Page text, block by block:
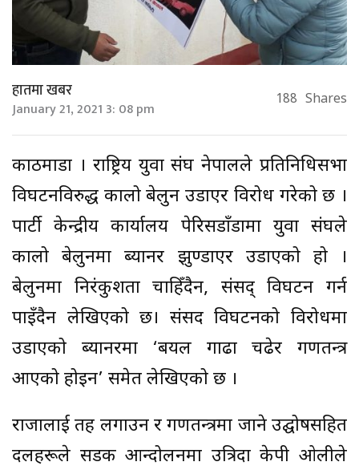
हातमा खबर
January 21, 2021 3: 08 pm 188 Shares
काठमाडौं । राष्ट्रिय युवा संघ नेपालले प्रतिनिधिसभा
विघटनविरुद्ध कालो बेलुन उडाएर विरोध गरेको छ ।
पार्टी केन्द्रीय कार्यालय पेरिसडाँडामा युवा संघले
कालो बेलुनमा ब्यानर झुण्डाएर उडाएको हो ।
बेलुनमा निरंकुशता चाहिँदैन, संसद् विघटन गर्न
पाइँदैन लेखिएको छ। संसद विघटनको विरोधमा
उडाएको ब्यानरमा ‘बयल गाढा चढेर गणतन्त्र
आएको होइन’ समेत लेखिएको छ ।
राजालाई तह लगाउन र गणतन्त्रमा जाने उद्घोषसहित
दलहरूले सडक आन्दोलनमा उत्रिदा केपी ओलीले